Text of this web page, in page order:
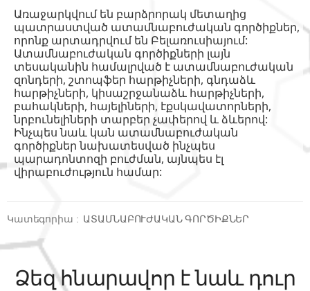
Առաջարկվում են բարձրորակ մետաղից
պատրաստված ատամնաբուժական գործիքներ,
որոնք արտադրվում են Բելառուսիայում:
Ատամնաբուժական գործիքների լայն
տեսականին համալրված է ատամնաբուժական
զոնդերի, շտոպֆեր հարթիչների, գնդաձև
հարթիչների, կիսաշրջանաձև հարթիչների,
բահակների, հայելիների, էքսկավատորների,
նրբունելիների տարբեր չափերով և ձևերով:
Ինչպես նաև կան ատամնաբուժական
գործիքներ նախատեսված ինչպես
պարադոնտոզի բուժման, այնպես էլ
վիրաբուժություն համար:
Կատեգորիա : ԱՏԱՄՆԱԲՈՒԺԱԿԱՆ ԳՈՐԾԻՔՆԵՐ
Ձեզ հնարավոր է նաև դուր